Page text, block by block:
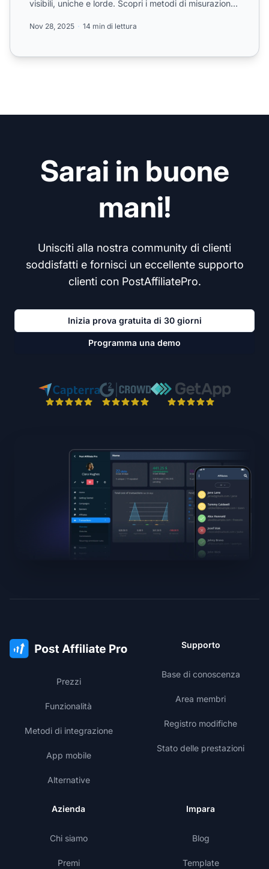
visibili, uniche e lorde. Scopri i metodi di misurazione,
Nov 28, 2025 14 min di lettura
Sarai in buone
mani!
Unisciti alla nostra community di clienti
soddisfatti e fornisci un eccellente supporto
clienti con PostAffiliatePro.
Inizia prova gratuita di 30 giorni
Programma una demo
Prezzi
Funzionalità
Metodi di integrazione
App mobile
Alternative
Supporto
Base di conoscenza
Area membri
Registro modifiche
Stato delle prestazioni
Azienda
Chi siamo
Premi
Impara
Blog
Template